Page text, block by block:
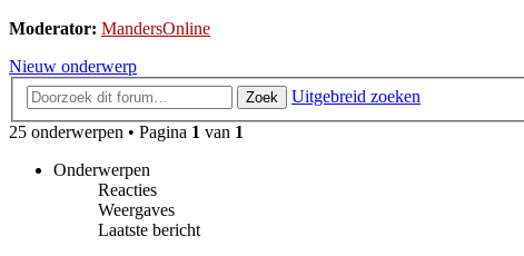
Moderator: MandersOnline
Nieuw onderwerp
Zoek
Uitgebreid zoeken
25 onderwerpen • Pagina 1 van 1
Onderwerpen
Reacties
Weergaves
Laatste bericht